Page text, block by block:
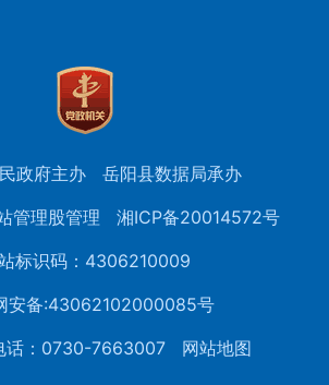
政府主办
岳阳县数据局承办
管理股管理
湘ICP备20014572号
标识码：4306210009
安备:43062102000085号
话：0730-7663007
网站地图